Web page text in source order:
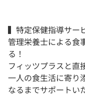
▍特定保健指導サー
管理栄養士による食
る！
フィッツプラスと直
一人の食生活に寄り
なるまでサポートい